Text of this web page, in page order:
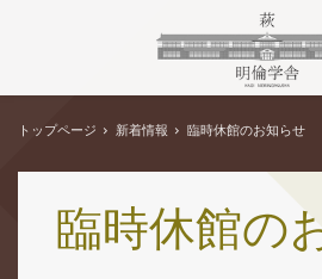
トップページ 新着情報 臨時休館のお知らせ
臨時休館の